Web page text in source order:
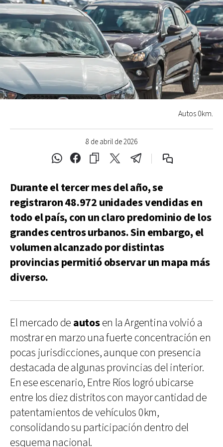
8 de abril de 2026
Autos 0km.
Durante el tercer mes del año, se
registraron 48.972 unidades vendidas en
todo el país, con un claro predominio de los
grandes centros urbanos. Sin embargo, el
volumen alcanzado por distintas
provincias permitió observar un mapa más
diverso.
El mercado de autosen la Argentina volvió a
mostrar en marzo una fuerte concentración en
pocas jurisdicciones, aunque con presencia
destacada de algunas provincias del interior.
En ese escenario, Entre Ríos logró ubicarse
entre los diez distritos con mayor cantidad de
patentamientos de vehículos 0km,
consolidando su participación dentro del
esquema nacional.